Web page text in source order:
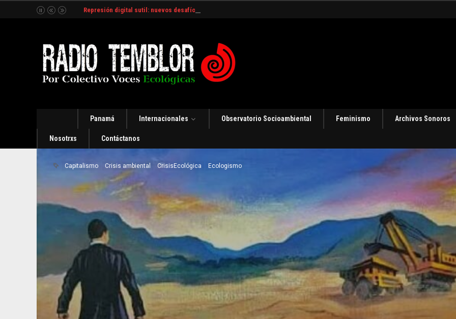
Represión digital sutil: nuevos desafíos y estrategias de resistencia
Panamá Internacionales Observatorio Socioambiental Feminismo Archivos Sonoros
Nosotrxs Contáctanos
Capitalismo Crisis ambiental CrisisEcológica Ecologismo